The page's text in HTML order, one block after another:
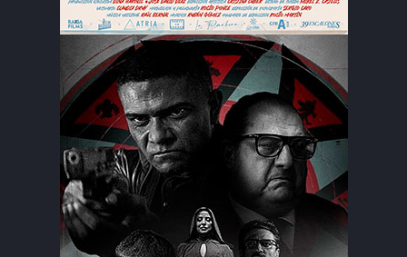
The Eight الثمانية